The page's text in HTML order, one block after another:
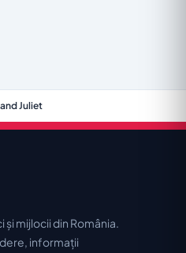
Juliet
mijlocii din România.
informații